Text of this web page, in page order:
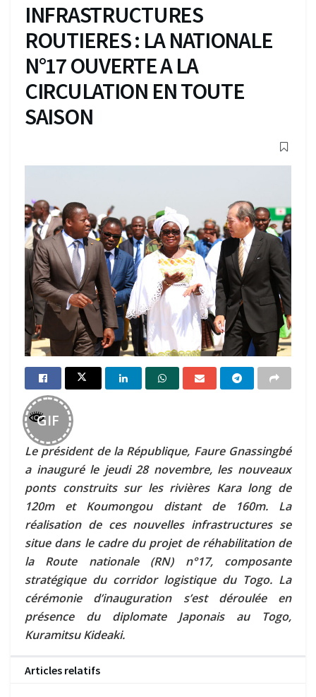
INFRASTRUCTURES
ROUTIERES : LA NATIONALE
N°17 OUVERTE A LA
CIRCULATION EN TOUTE
SAISON
GIF
Le président de la République, Faure Gnassingbé
a inauguré le jeudi 28 novembre, les nouveaux
ponts construits sur les rivières Kara long de
120m et Koumongou distant de 160m. La
réalisation de ces nouvelles infrastructures se
situe dans le cadre du projet de réhabilitation de
la Route nationale (RN) n°17, composante
stratégique du corridor logistique du Togo. La
cérémonie d’inauguration s’est déroulée en
présence du diplomate Japonais au Togo,
Kuramitsu Kideaki.
Articles relatifs